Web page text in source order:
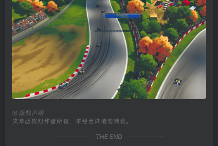
© 版权声明
文章版权归作者所有，未经允许请勿转载。
THE END